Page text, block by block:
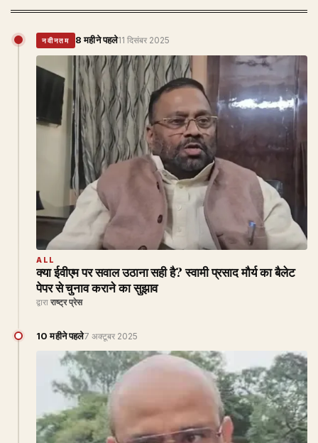
नवीनतम 8 महीने पहले11 दिसंबर 2025
ALL
क्या ईवीएम पर सवाल उठाना सही है? स्वामी प्रसाद मौर्य का बैलेट
पेपर से चुनाव कराने का सुझाव
द्वारा राष्ट्र प्रेस
10 महीने पहले7 अक्टूबर 2025